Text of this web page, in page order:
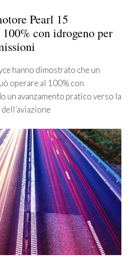
Pearl 15
con idrogeno per
hanno dimostrato che un
operare al 100% con
un avanzamento pratico verso la